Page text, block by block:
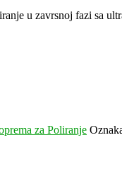
u zavrsnoj fazi sa
za Poliranje